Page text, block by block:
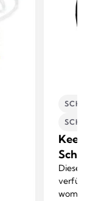
Dieser
womit